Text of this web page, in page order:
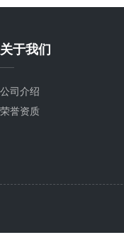
关于我们
公司介绍
荣誉资质